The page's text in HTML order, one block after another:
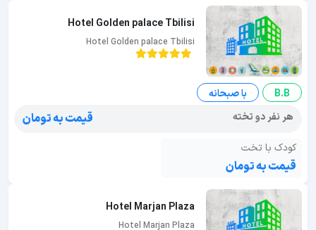
Hotel Golden palace Tbilisi
Hotel Golden palace Tbilisi
B.B
با صبحانه
هر نفر دو تخته
قیمت به تومان
کودک با تخت
قیمت به تومان
Hotel Marjan Plaza
Hotel Marjan Plaza